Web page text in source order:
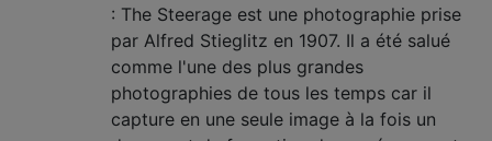
: The Steerage est une photographie prise
par Alfred Stieglitz en 1907. Il a été salué
comme l'une des plus grandes
photographies de tous les temps car il
capture en une seule image à la fois un